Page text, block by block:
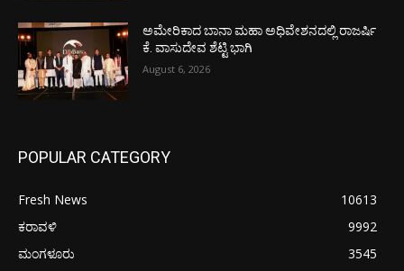
ಅಮೇರಿಕಾದ ಬಾನಾ ಮಹಾ ಅಧಿವೇಶನದಲ್ಲಿ ರಾಜರ್ಷಿ
ಕೆ. ವಾಸುದೇವ ಶೆಟ್ಟಿ ಭಾಗಿ
August 6, 2026
POPULAR CATEGORY
Fresh News
10613
ಕರಾವಳಿ
9992
ಮಂಗಳೂರು
3545